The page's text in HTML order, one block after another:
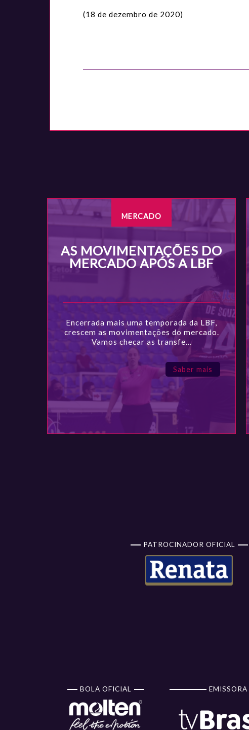
(18 de dezembro de 2020)
MERCADO
AS MOVIMENTAÇÕES DO
MERCADO APÓS A LBF
Encerrada mais uma temporada da LBF,
crescem as movimentações do mercado.
Vamos checar as transfe...
Saber mais
PATROCINADOR OFICIAL
BOLA OFICIAL